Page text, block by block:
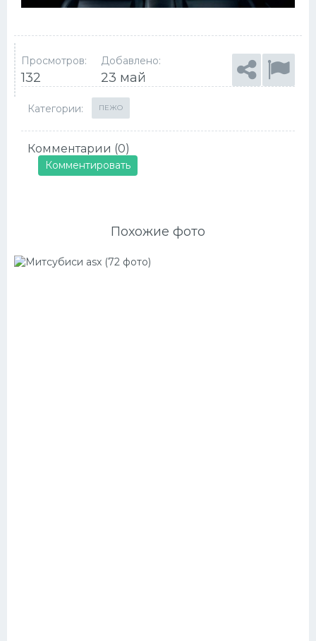
Просмотров:
132
Добавлено:
23 май
Категории: ПЕЖО
Комментарии (0)
Комментировать
Похожие фото